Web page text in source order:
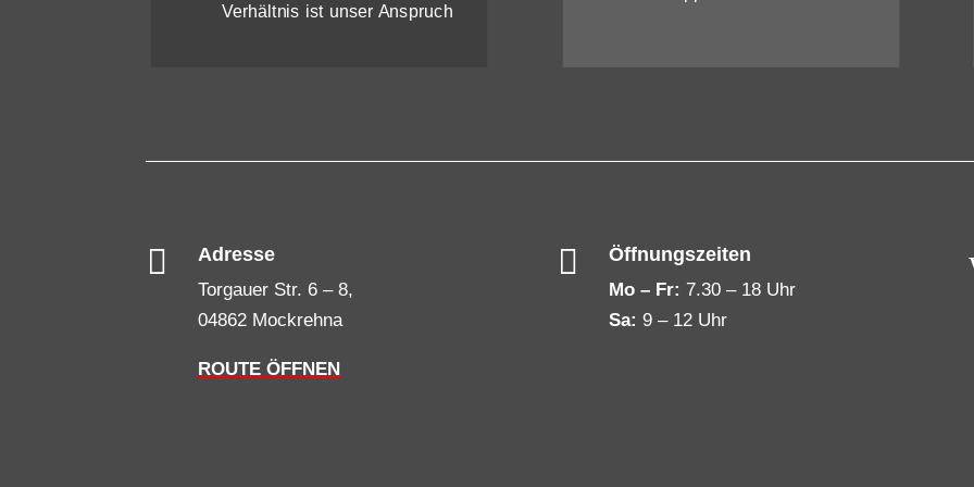
Verhältnis ist unser Anspruch
 Adresse
Torgauer Str. 6 – 8,
04862 Mockrehna
ROUTE ÖFFNEN
 Öffnungszeiten
Mo – Fr: 7.30 – 18 Uhr
Sa: 9 – 12 Uhr